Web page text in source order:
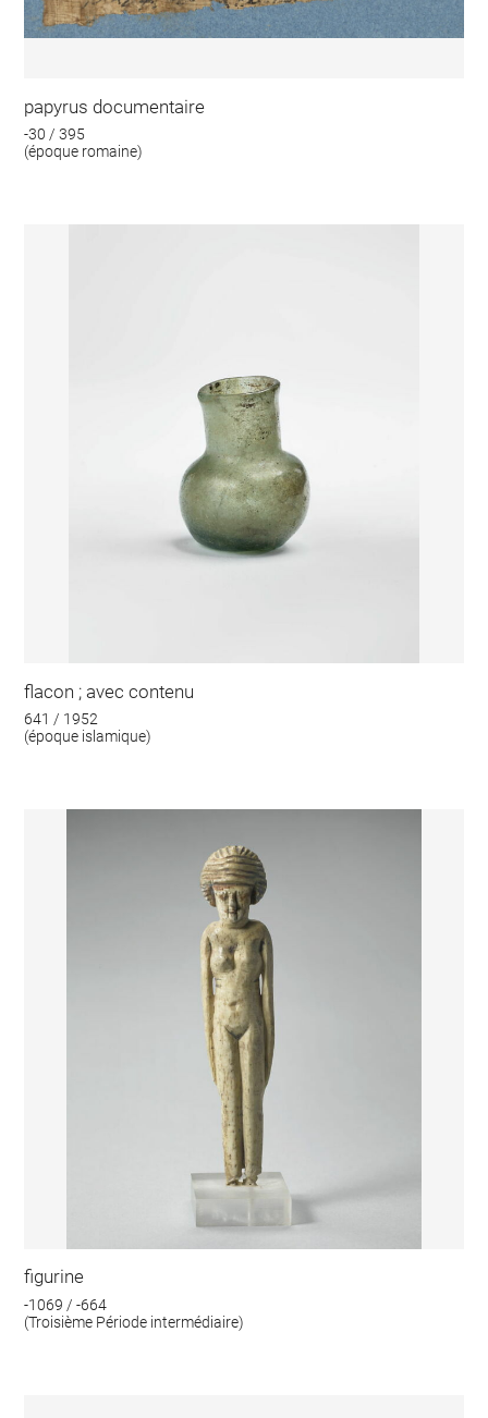
papyrus documentaire
-30 / 395
(époque romaine)
flacon ; avec contenu
641 / 1952
(époque islamique)
figurine
-1069 / -664
(Troisième Période intermédiaire)